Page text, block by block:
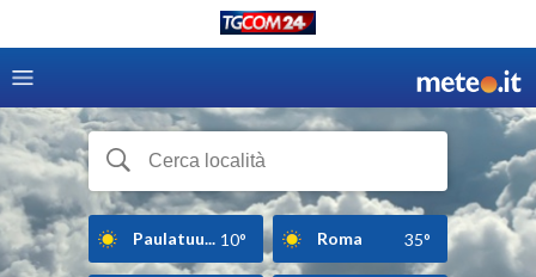
Paulatuu... 10° Roma 35°